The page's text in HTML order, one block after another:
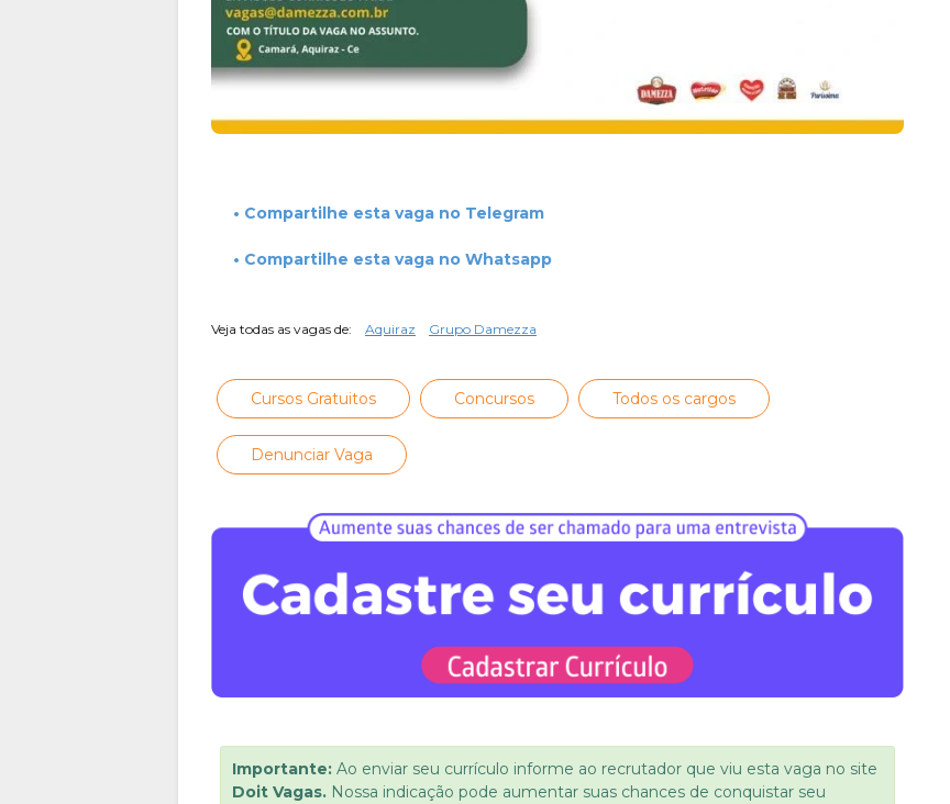
• Compartilhe esta vaga no Telegram
• Compartilhe esta vaga no Whatsapp
Veja todas as vagas de: Aquiraz Grupo Damezza
Cursos Gratuitos Concursos Todos os cargos
Denunciar Vaga
Importante: Ao enviar seu currículo informe ao recrutador que viu esta vaga no site
Doit Vagas. Nossa indicação pode aumentar suas chances de conquistar seu